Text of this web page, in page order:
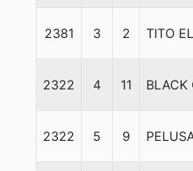
2381 3 2 TITO
2322 4 11 BLACK
2322 5 9